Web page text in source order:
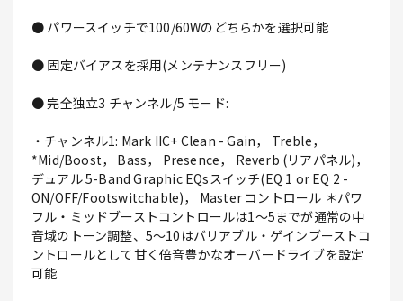
● パワースイッチで100/60Wのどちらかを選択可能
● 固定バイアスを採用(メンテナンスフリー)
● 完全独立3 チャンネル/5 モード:
・チャンネル1: Mark IIC+ Clean - Gain， Treble，
*Mid/Boost， Bass， Presence， Reverb (リアパネル)，
デュアル 5-Band Graphic EQsスイッチ(EQ 1 or EQ 2 -
ON/OFF/Footswitchable)， Master コントロール ＊パワ
フル・ミッドブーストコントロールは1～5までが通常の中
音域のトーン調整、5～10はバリアブル・ゲインブーストコ
ントロールとして甘く倍音豊かなオーバードライブを設定
可能